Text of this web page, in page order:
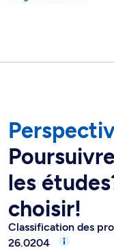
les
choisir!
Classification des
26.0204